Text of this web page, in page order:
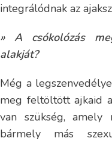
integrálódnak az
» A csókolózás
alakját?
Még a
meg feltöltött ajkaid
van szükség, amely
bármely más